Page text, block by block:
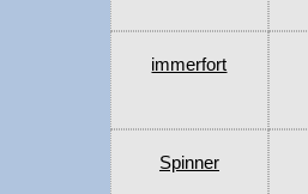
immerfort
Spinner